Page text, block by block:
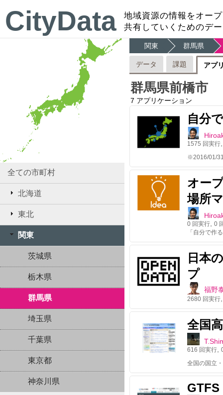
CityData
地域資源の情報をオー
共有していくためのデ
全ての市町村
北海道
東北
関東
茨城県
栃木県
群馬県
埼玉県
千葉県
東京都
神奈川県
関東 群馬県
データ 課題 アプ
群馬県前橋市
7 アプリケーション
自分
1575 回実行
オー
場所
0 回実行 0
日本
プ
福野
2680 回実行
全国
616 回実行
全国の国立